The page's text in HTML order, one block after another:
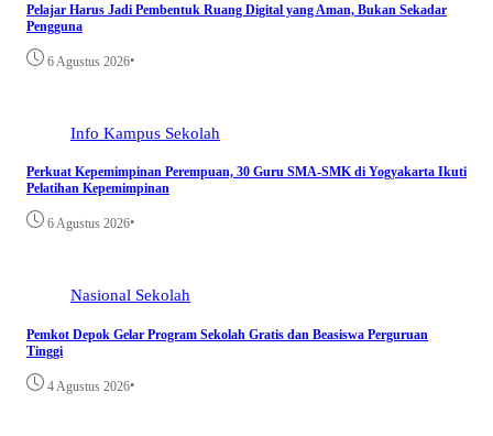
Pelajar Harus Jadi Pembentuk Ruang Digital yang Aman, Bukan Sekadar
Pengguna
6 Agustus 2026•
Info Kampus Sekolah
Perkuat Kepemimpinan Perempuan, 30 Guru SMA-SMK di Yogyakarta Ikuti
Pelatihan Kepemimpinan
6 Agustus 2026•
Nasional Sekolah
Pemkot Depok Gelar Program Sekolah Gratis dan Beasiswa Perguruan
Tinggi
4 Agustus 2026•